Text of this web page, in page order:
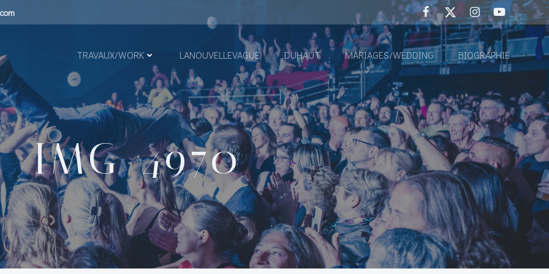
TRAVAUX/WORK LANOUVELLEVAGUE DUHAUT MARIAGES/WEDDING BIOGRAPHIE
IMG_4970